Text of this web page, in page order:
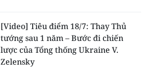
[Video] Tiêu điểm 18/7: Thay Thủ
tướng sau 1 năm – Bước đi chiến
lược của Tổng thống Ukraine V.
Zelensky